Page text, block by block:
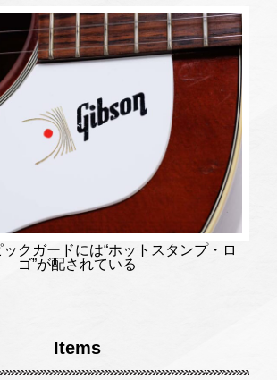
クガードには“ホットスタンプ・ロ
ゴ”が配されている
Items